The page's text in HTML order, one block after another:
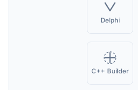
Delphi
C++ Builder